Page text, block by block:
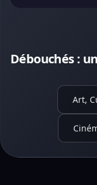
Débouchés :
Art,